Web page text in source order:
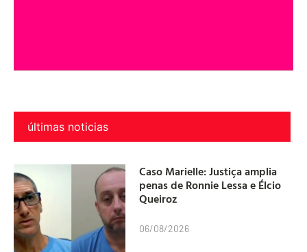
últimas noticias
Caso Marielle: Justiça amplia
penas de Ronnie Lessa e Élcio
Queiroz
06/08/2026